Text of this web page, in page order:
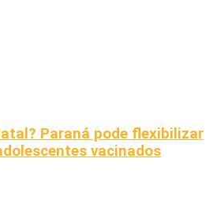
Paraná pode flexibilizar
vacinados